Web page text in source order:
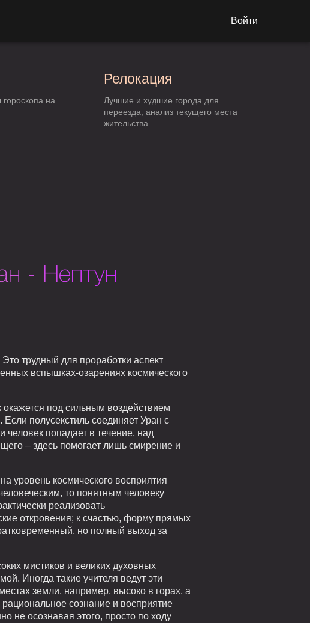
Войти
гороскопа на
Релокация
Лучшие и худшие города для
переезда, анализ текущего места
жительства
- Нептун
трудный для проработки аспект
вспышках-озарениях космического
окажется под сильным воздействием
полусекстиль соединяет Уран с
человек попадает в течение, над
– здесь помогает лишь смирение и
уровень космического восприятия
то понятным человеку
реализовать
откровения; к счастью, форму прямых
но полный выход за
мистиков и великих духовных
Иногда такие учителя ведут эти
земли, например, высоко в горах, а
сознание и восприятие
не осознавая этого, просто по ходу